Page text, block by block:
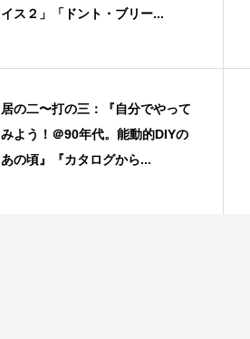
イス２」「ドント・ブリー...
居の二〜打の三：『自分でやって
みよう！＠90年代。能動的DIYの
あの頃』『カタログから...